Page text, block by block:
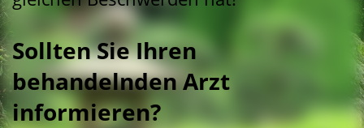
Sollten Sie Ihren
behandelnden Arzt
informieren?